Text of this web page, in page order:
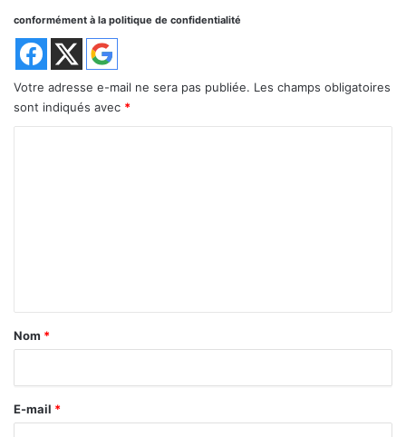
conformément à la politique de confidentialité
Votre adresse e-mail ne sera pas publiée. Les champs obligatoires
sont indiqués avec *
a
r
e
Nom *
E-mail *